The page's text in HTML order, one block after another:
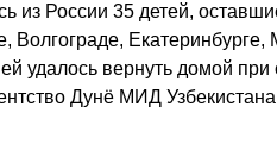
из России 35 детей,
Волгограде,
удалось вернуть домой при
Дунё МИД